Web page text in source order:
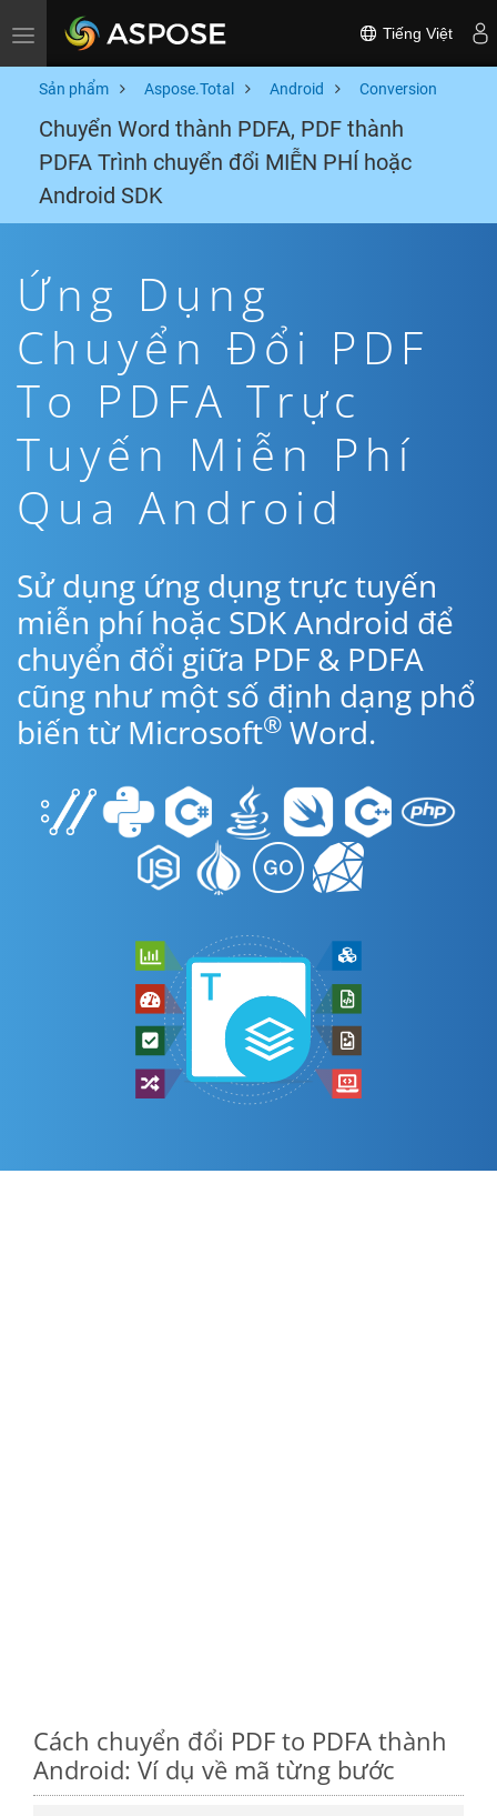
Toggle navigation Tiếng Việt
Sản phẩm Aspose.Total Android Conversion
Chuyển Word thành PDFA, PDF thành
PDFA Trình chuyển đổi MIỄN PHÍ hoặc
Android SDK
Ứng Dụng
Chuyển Đổi PDF
To PDFA Trực
Tuyến Miễn Phí
Qua Android
Sử dụng ứng dụng trực tuyến
miễn phí hoặc SDK Android để
chuyển đổi giữa PDF & PDFA
cũng như một số định dạng phổ
biến từ Microsoft® Word.
Cách chuyển đổi PDF to PDFA thành
Android: Ví dụ về mã từng bước